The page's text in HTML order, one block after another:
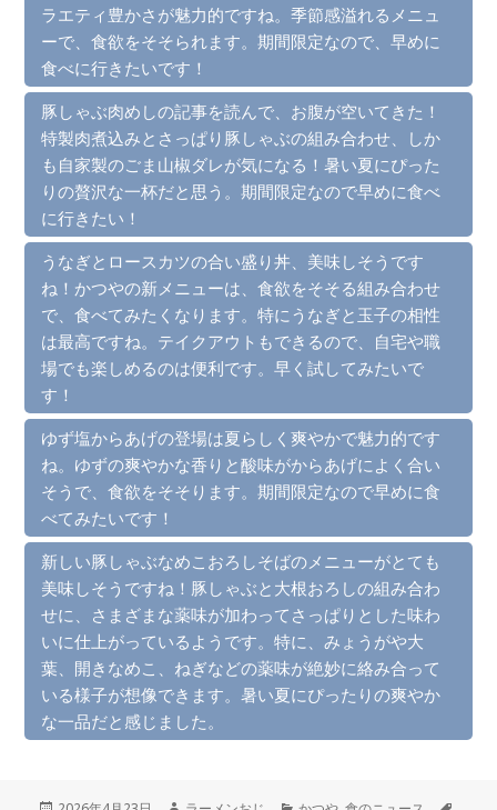
ラエティ豊かさが魅力的ですね。季節感溢れるメニュ
ーで、食欲をそそられます。期間限定なので、早めに
食べに行きたいです！
豚しゃぶ肉めしの記事を読んで、お腹が空いてきた！
特製肉煮込みとさっぱり豚しゃぶの組み合わせ、しか
も自家製のごま山椒ダレが気になる！暑い夏にぴった
りの贅沢な一杯だと思う。期間限定なので早めに食べ
に行きたい！
うなぎとロースカツの合い盛り丼、美味しそうです
ね！かつやの新メニューは、食欲をそそる組み合わせ
で、食べてみたくなります。特にうなぎと玉子の相性
は最高ですね。テイクアウトもできるので、自宅や職
場でも楽しめるのは便利です。早く試してみたいで
す！
ゆず塩からあげの登場は夏らしく爽やかで魅力的です
ね。ゆずの爽やかな香りと酸味がからあげによく合い
そうで、食欲をそそります。期間限定なので早めに食
べてみたいです！
新しい豚しゃぶなめこおろしそばのメニューがとても
美味しそうですね！豚しゃぶと大根おろしの組み合わ
せに、さまざまな薬味が加わってさっぱりとした味わ
いに仕上がっているようです。特に、みょうがや大
葉、開きなめこ、ねぎなどの薬味が絶妙に絡み合って
いる様子が想像できます。暑い夏にぴったりの爽やか
な一品だと感じました。